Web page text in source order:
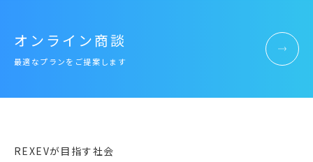
オンライン商談
最適なプランをご提案します
REXEVが目指す社会